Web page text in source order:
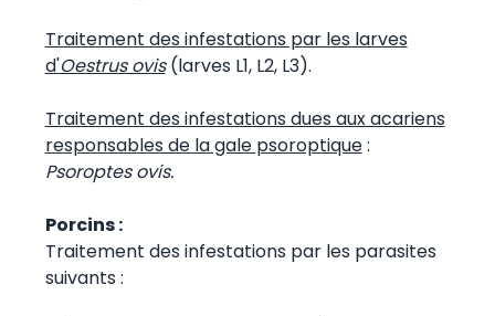
Traitement des infestations par les larves
d'Oestrus ovis (larves L1, L2, L3).
Traitement des infestations dues aux acariens
responsables de la gale psoroptique:
Psoroptes ovis.
Porcins :
Traitement des infestations par les parasites
suivants :